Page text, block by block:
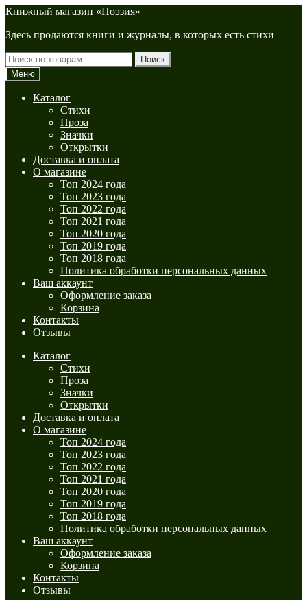
Перейти
навигации
Перейти
содержимому
Книжный магазин «Поэзия»
Здесь продаются книги и журналы, в которых есть стихи
Искать:
Поиск
Меню
Каталог
Стихи
Проза
Значки
Открытки
Доставка и оплата
О магазине
Топ 2024 года
Топ 2023 года
Топ 2022 года
Топ 2021 года
Топ 2020 года
Топ 2019 года
Топ 2018 года
Политика обработки персональных данных
Ваш аккаунт
Оформление заказа
Корзина
Контакты
Отзывы
Каталог
Стихи
Проза
Значки
Открытки
Доставка и оплата
О магазине
Топ 2024 года
Топ 2023 года
Топ 2022 года
Топ 2021 года
Топ 2020 года
Топ 2019 года
Топ 2018 года
Политика обработки персональных данных
Ваш аккаунт
Оформление заказа
Корзина
Контакты
Отзывы